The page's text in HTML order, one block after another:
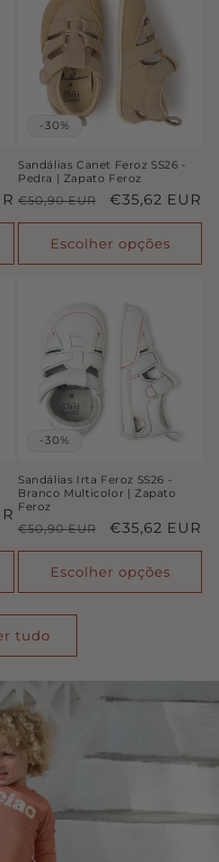
-30%
Sandálias Canet Feroz SS26 -
Pedra | Zapato Feroz
Preço
normal
€50,90 EUR
Preço
de
saldo
€35,62 EUR
Escolher opções
-30%
Sandálias Irta Feroz SS26 -
Branco Multicolor | Zapato
Feroz
Preço
normal
€50,90 EUR
Preço
de
saldo
€35,62 EUR
Escolher opções
tudo